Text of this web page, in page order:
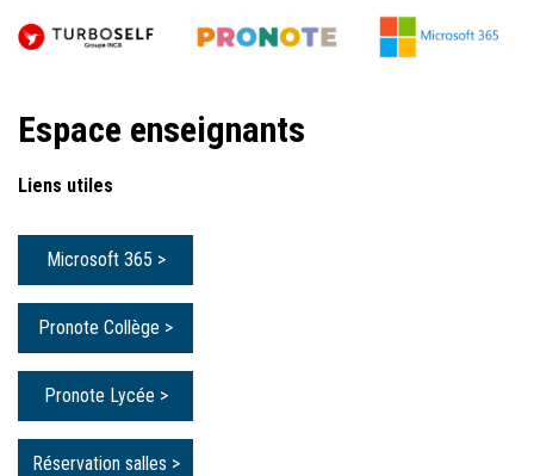
Espace enseignants
Liens utiles
Microsoft 365 >
Pronote Collège >
Pronote Lycée >
Réservation salles >